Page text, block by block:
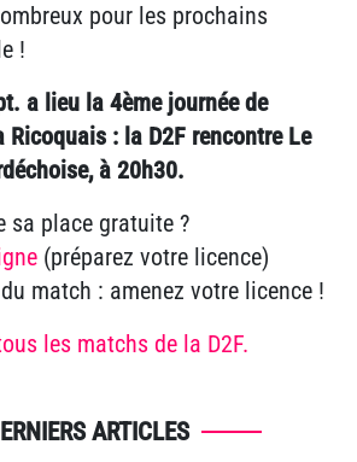
pour les prochains
!
a lieu la 4ème journée de
: la D2F rencontre Le
à 20h30.
sa place gratuite ?
(préparez votre licence)
match : amenez votre licence !
les matchs de la D2F.
ARTICLES